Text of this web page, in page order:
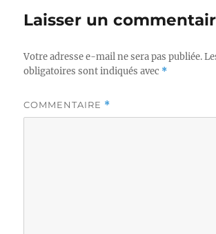
Laisser un
Votre adresse e-mail ne sera pas publiée.
obligatoires sont indiqués avec *
COMMENTAIRE *